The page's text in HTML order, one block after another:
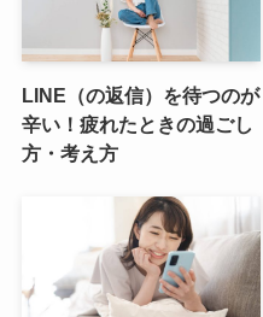
LINE（の返信）を待つのが
辛い！疲れたときの過ごし
方・考え方